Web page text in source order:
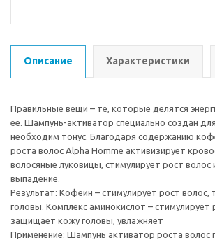
Описание Характеристики
Правильные вещи – те, которые делятся
ее. Шампунь-активатор специально создан
необходим тонус. Благодаря содержанию
роста волос Alpha Homme активизирует
волосяные луковицы, стимулирует рост волос
выпадение.
Результат: Кофеин – стимулирует рост волос,
головы. Комплекс аминокислот – стимулирует
защищает кожу головы, увлажняет
Применение: Шампунь активатор роста волос